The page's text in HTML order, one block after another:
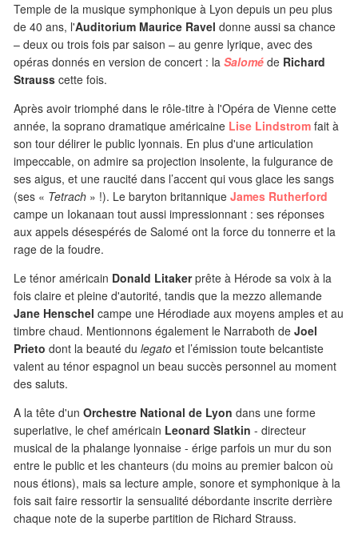
Temple de la musique symphonique à Lyon depuis un peu plus
de 40 ans, l'Auditorium Maurice Ravel donne aussi sa chance
– deux ou trois fois par saison – au genre lyrique, avec des
opéras donnés en version de concert : la Salomé de Richard
Strauss cette fois.
Après avoir triomphé dans le rôle-titre à l'Opéra de Vienne cette
année, la soprano dramatique américaine Lise Lindstrom fait à
son tour délirer le public lyonnais. En plus d'une articulation
impeccable, on admire sa projection insolente, la fulgurance de
ses aigus, et une raucité dans l’accent qui vous glace les sangs
(ses « Tetrach » !). Le baryton britannique James Rutherford
campe un Iokanaan tout aussi impressionnant : ses réponses
aux appels désespérés de Salomé ont la force du tonnerre et la
rage de la foudre.
Le ténor américain Donald Litakerprête à Hérode sa voix à la
fois claire et pleine d'autorité, tandis que la mezzo allemande
Jane Henschel campe une Hérodiade aux moyens amples et au
timbre chaud. Mentionnons également le Narraboth de Joel
Prieto dont la beauté du legato et l’émission toute belcantiste
valent au ténor espagnol un beau succès personnel au moment
des saluts.
A la tête d'un Orchestre National de Lyon dans une forme
superlative, le chef américain Leonard Slatkin - directeur
musical de la phalange lyonnaise - érige parfois un mur du son
entre le public et les chanteurs (du moins au premier balcon où
nous étions), mais sa lecture ample, sonore et symphonique à la
fois sait faire ressortir la sensualité débordante inscrite derrière
chaque note de la superbe partition de Richard Strauss.